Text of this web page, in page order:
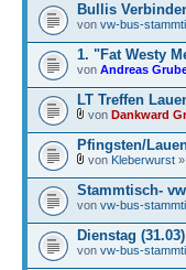
Bullis
von vw-bus-
1. "Fat Westy
von Andreas
LT Treffen
von Dankward
Pfingsten/
von Kleberwurst
Stammtisch-
von vw-bus-
Dienstag
von vw-bus-